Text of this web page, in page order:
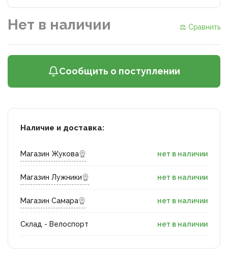
Нет в наличии ⚖ Сравнить
Сообщить о поступлении
Наличие и доставка:
Магазин Жукова нет в наличии
Магазин Лужники нет в наличии
Магазин Самара нет в наличии
Склад - Велоспорт нет в наличии